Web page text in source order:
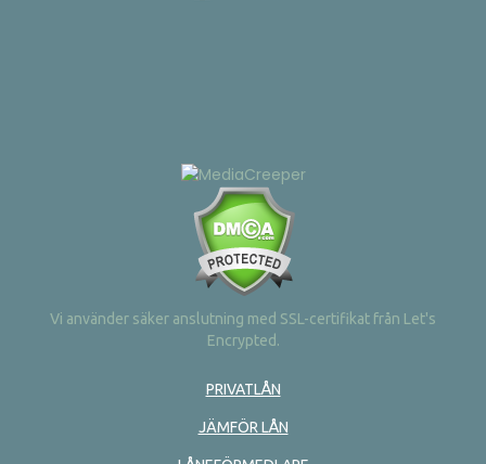
Vi använder säker anslutning med SSL-certifikat från Let's
Encrypted.
PRIVATLÅN
JÄMFÖR LÅN